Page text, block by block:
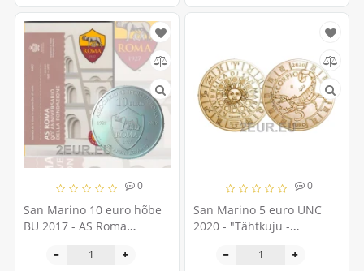
0
San Marino 10 euro hõbe
BU 2017 - AS Roma
0
San Marino 5 euro UNC
2020 - "Tähtkuju -